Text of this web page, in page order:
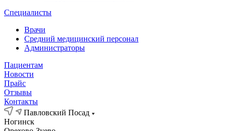
Специалисты
Врачи
Средний медицинский персонал
Администраторы
Пациентам
Новости
Прайс
Отзывы
Контакты
Павловский Посад
Ногинск